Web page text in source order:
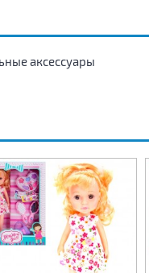
аксессуары